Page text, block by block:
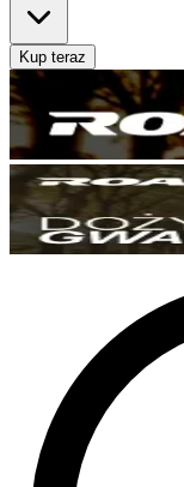
Kup teraz